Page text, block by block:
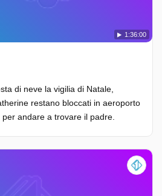
1:36:00
di neve la vigilia di Natale,
restano bloccati in aeroporto
andare a trovare il padre.